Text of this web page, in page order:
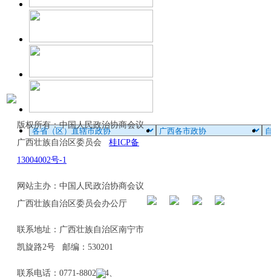
版权所有：中国人民政治协商会议
广西壮族自治区委员会 桂ICP备
13004002号-1
网站主办：中国人民政治协商会议
广西壮族自治区委员会办公厅
联系地址：广西壮族自治区南宁市
凯旋路2号 邮编：530201
联系电话：0771-8802114、